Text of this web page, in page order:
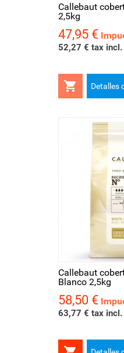
Callebaut
2,5kg
Precio
47,95 €
52,27 € tax incl.
 Detalles
Callebaut
Blanco 2,5kg
Precio
58,50 €
63,77 € tax incl.